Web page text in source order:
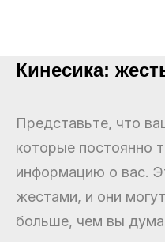
Кинесика:
Представьте, что
которые постоянно
информацию о вас.
жестами, и они
больше, чем вы